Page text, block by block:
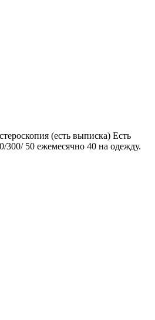
(есть выписка) Есть
50 ежемесячно 40 на одежду.